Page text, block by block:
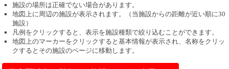
施設の場所は正確でない場合があります。
地図上に周辺の施設が表示されます。（当施設からの距離が近い順に30
施設）
凡例をクリックすると、表示を施設種類で絞り込むことができます。
地図上のマーカーをクリックすると基本情報が表示され、名称をクリッ
クするとその施設のページに移動します。